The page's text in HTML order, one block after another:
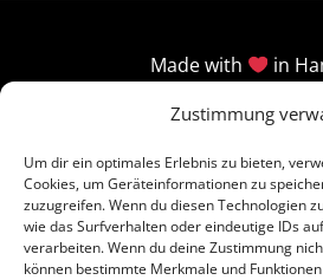
Zustimmung
Um dir ein optimales Erlebnis zu bieten,
Cookies, um Geräteinformationen zu
zuzugreifen. Wenn du diesen Technologien
wie das Surfverhalten oder eindeutige IDs
verarbeiten. Wenn du deine Zustimmung
können bestimmte Merkmale und
Made with in